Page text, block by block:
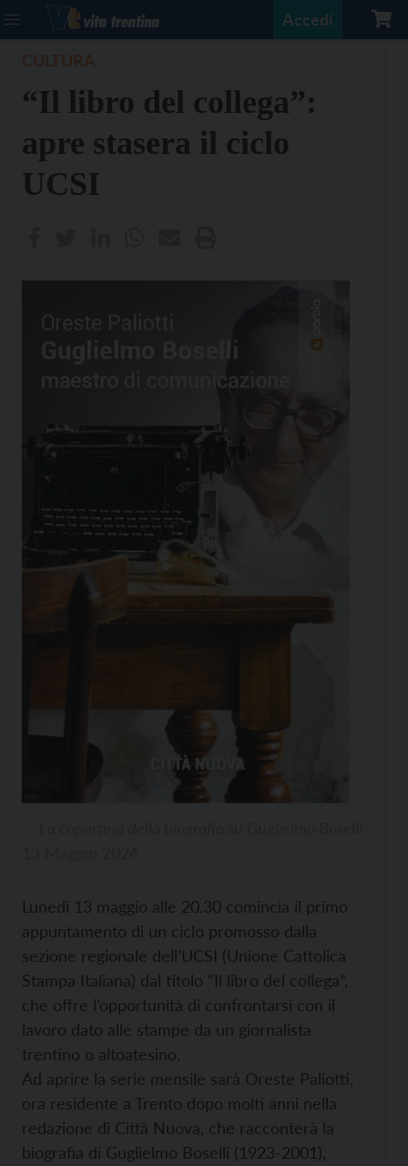
Accedi
“Il libro del collega”:
apre stasera il ciclo
UCSI
Lunedì 13 maggio alle 20.30 comincia il primo
appuntamento di un ciclo promosso dalla
sezione regionale dell’UCSI (Unione Cattolica
Stampa Italiana) dal titolo “Il libro del collega”,
che offre l’opportunità di confrontarsi con il
lavoro dato alle stampe da un giornalista
trentino o altoatesino.
Ad aprire la serie mensile sarà Oreste Paliotti,
ora residente a Trento dopo molti anni nella
redazione di Città Nuova, che racconterà la
biografia di Guglielmo Boselli (1923-2001),